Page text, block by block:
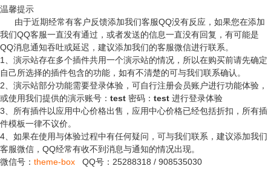
温馨提示
由于近期经常有客户反馈添加我们客服QQ没有反应，如果您在添加
我们QQ客服一直没有通过，或者发送的信息一直没有回复，有可能是
QQ消息通知吞吐或延迟，建议添加我们的客服微信进行联系。
1、演示站存在多个插件共用一个演示站的情况，所以在购买前请先确定
自己所选择的插件包含的功能，如有不清楚的可与我们联系确认。
2、演示站部分功能需要登录体验，可自行注册会员账户进行功能体验，
或使用我们提供的演示账号： test 密码： test 进行登录体验
3、所有插件以应用中心价格出售，应用中心价格已经包括折扣，所有插
件模板一律不议价。
4、如果在使用与体验过程中有任何疑问，可与我们联系，建议添加我们
客服微信，QQ经常有收不到消息与通知的情况出现。
微信号： theme-box QQ号： 25288318 / 908535030